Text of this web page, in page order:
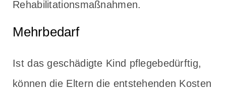
Rehabilitationsmaßnahmen.
Mehrbedarf
Ist das geschädigte Kind pflegebedürftig,
können die Eltern die entstehenden Kosten